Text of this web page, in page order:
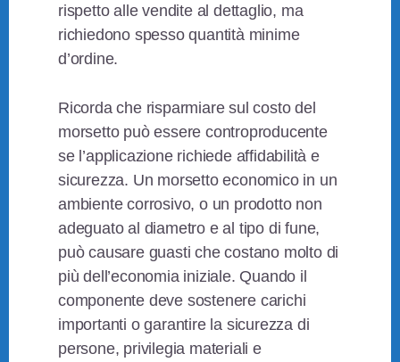
rispetto alle vendite al dettaglio, ma
richiedono spesso quantità minime
d’ordine.
Ricorda che risparmiare sul costo del
morsetto può essere controproducente
se l’applicazione richiede affidabilità e
sicurezza. Un morsetto economico in un
ambiente corrosivo, o un prodotto non
adeguato al diametro e al tipo di fune,
può causare guasti che costano molto di
più dell’economia iniziale. Quando il
componente deve sostenere carichi
importanti o garantire la sicurezza di
persone, privilegia materiali e